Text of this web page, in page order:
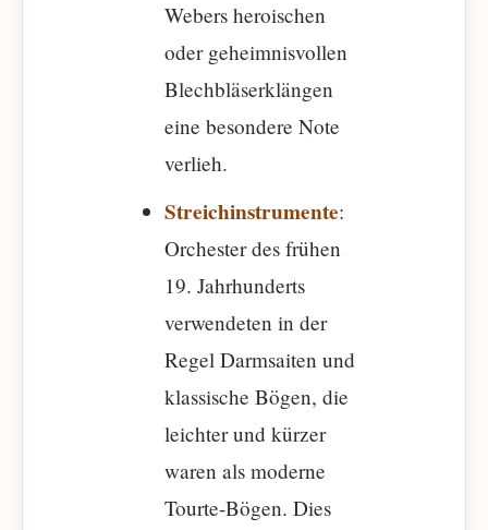
Webers heroischen
oder geheimnisvollen
Blechbläserklängen
eine besondere Note
verlieh.
Streichinstrumente:
Orchester des frühen
19. Jahrhunderts
verwendeten in der
Regel Darmsaiten und
klassische Bögen, die
leichter und kürzer
waren als moderne
Tourte-Bögen. Dies